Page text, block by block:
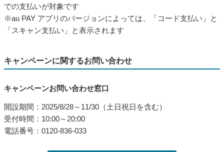
での支払いが対象です
※au PAY アプリのバージョンによっては、「コード支払い」と
「スキャン支払い」と表示されます
キャンペーンに関するお問い合わせ
キャンペーンお問い合わせ窓口
開設期間：2025/8/28～11/30（土日祝日を含む）
受付時間：10:00～20:00
電話番号：0120-836-033